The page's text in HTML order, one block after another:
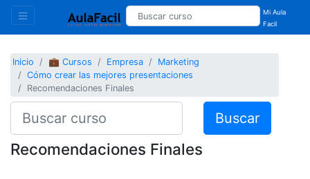
Mi Aula
Facil
Inicio 💼 Cursos Empresa
Marketing
Cómo crear las mejores presentaciones
Recomendaciones Finales
Buscar
Recomendaciones Finales